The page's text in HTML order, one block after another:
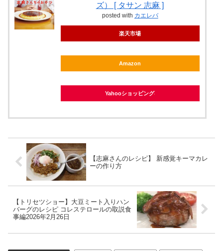
ズ） [ タサン 志麻 ]
posted with カエレバ
楽天市場
Amazon
Yahooショッピング
【志麻さんのレシピ】 新感覚キーマカレ
ーの作り方
【トリセツショー】大豆ミート入りハン
バーグのレシピ コレステロールの取説食
事編2026年2月26日